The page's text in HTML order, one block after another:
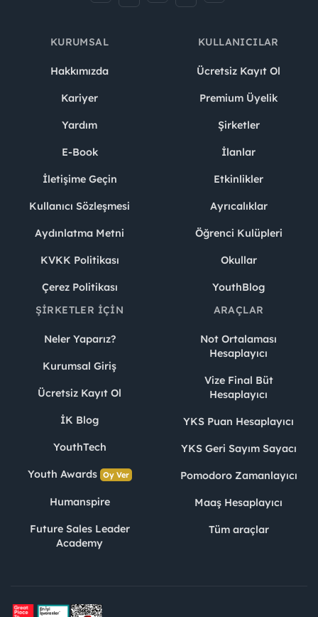
KURUMSAL
Hakkımızda
Kariyer
Yardım
E-Book
İletişime Geçin
Kullanıcı Sözleşmesi
Aydınlatma Metni
KVKK Politikası
Çerez Politikası
KULLANICILAR
Ücretsiz Kayıt Ol
Premium Üyelik
Şirketler
İlanlar
Etkinlikler
Ayrıcalıklar
Öğrenci Kulüpleri
Okullar
YouthBlog
ŞIRKETLER İÇIN
Neler Yaparız?
Kurumsal Giriş
Ücretsiz Kayıt Ol
İK Blog
YouthTech
Youth Awards Oy Ver
Humanspire
Future Sales Leader
Academy
ARAÇLAR
Not Ortalaması
Hesaplayıcı
Vize Final Büt
Hesaplayıcı
YKS Puan Hesaplayıcı
YKS Geri Sayım Sayacı
Pomodoro Zamanlayıcı
Maaş Hesaplayıcı
Tüm araçlar